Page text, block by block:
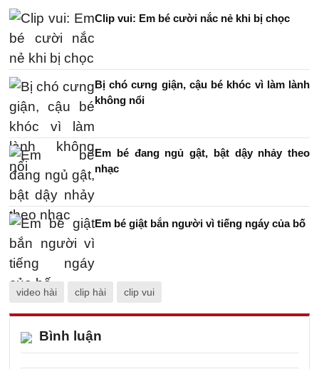
Clip vui: Em bé cười nắc nẻ khi bị chọc
Bị chó cưng giận, cậu bé khóc vì làm lành
không nổi
Em bé đang ngủ gật, bật dậy nhảy theo
nhạc
Em bé giật bắn người vì tiếng ngáy của bố
video hài clip hài clip vui
Bình luận